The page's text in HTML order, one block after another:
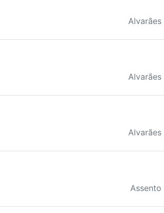
Alvarães
Alvarães
Alvarães
Assento